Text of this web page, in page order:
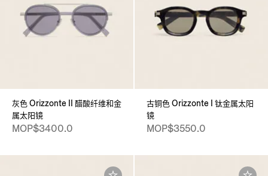
灰色 Orizzonte II 醋酸纤维和金
属太阳镜
MOP$3400.0
古铜色 Orizzonte I 钛金属太阳
镜
MOP$3550.0